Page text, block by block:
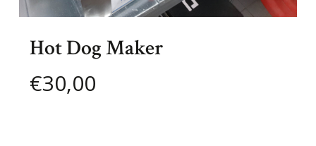
Hot Dog Maker
€30,00